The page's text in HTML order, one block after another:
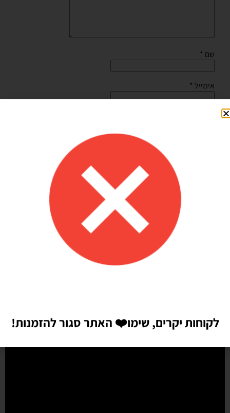
שם *
אימייל *
Shilav Sayag
איכות מדהימה!
הזמנתי בלונים כדי לעצב קשת ליום הולדת של הבן שלי, המשלוח הגיע
מהר מהמצופה!! הכל באיכות מדהימה, בצבעים יפים בדיוק כמו שחשבתי
שיהיו!! התמונות מדברות בעד עצמן!! ממליצה בחום♥️♥️♥️
לקוחות יקרים, שימו❤️ האתר סגור להזמנות!